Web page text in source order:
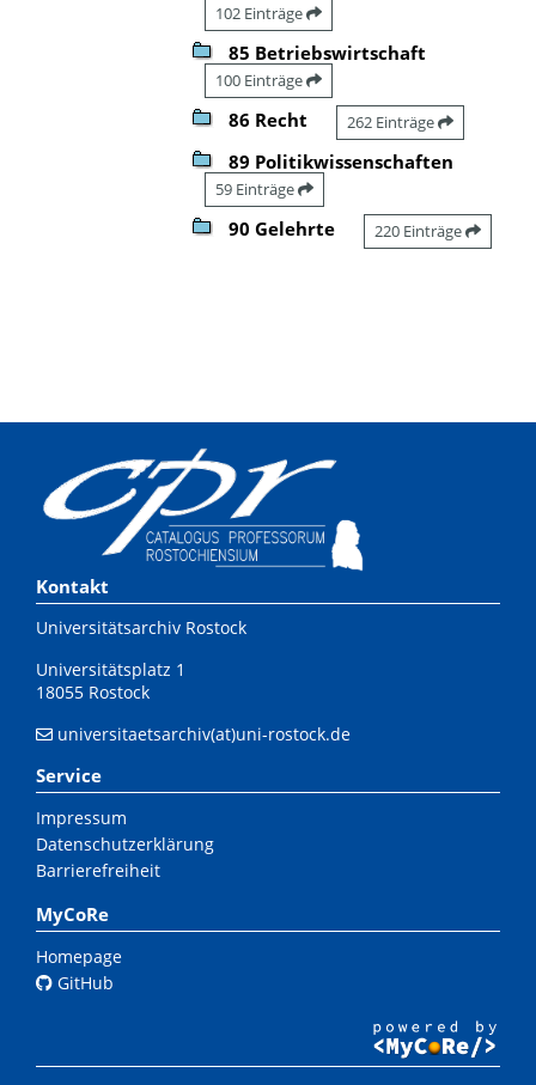
102 Einträge
85 Betriebswirtschaft
100 Einträge
86 Recht 262 Einträge
89 Politikwissenschaften
59 Einträge
90 Gelehrte 220 Einträge
Kontakt
Universitätsarchiv Rostock
Universitätsplatz 1
18055 Rostock
universitaetsarchiv(at)uni-rostock.de
Service
Impressum
Datenschutzerklärung
Barrierefreiheit
MyCoRe
Homepage
GitHub